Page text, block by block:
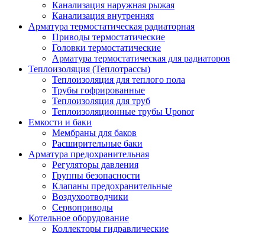
Канализация наружная рыжая
Канализация внутренняя
Арматура термостатическая радиаторная
Приводы термостатические
Головки термостатические
Арматура термостатическая для радиаторов
Теплоизоляция (Теплотрассы)
Теплоизоляция для теплого пола
Трубы гофрированные
Теплоизоляция для труб
Теплоизоляционные трубы Uponor
Емкости и баки
Мембраны для баков
Расширительные баки
Арматура предохранительная
Регуляторы давления
Группы безопасности
Клапаны предохранительные
Воздухоотводчики
Сервоприводы
Котельное оборудование
Коллекторы гидравлические